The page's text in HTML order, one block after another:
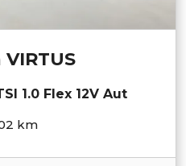
VIRTUS
1.0 Flex 12V Aut
km